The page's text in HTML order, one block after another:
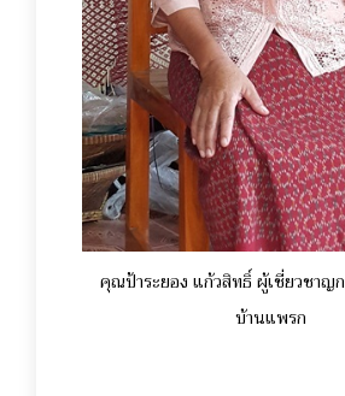
คุณป้าระยอง แก้วสิทธิ์ ผู้เชี่ยวชาญ
บ้านแพรก